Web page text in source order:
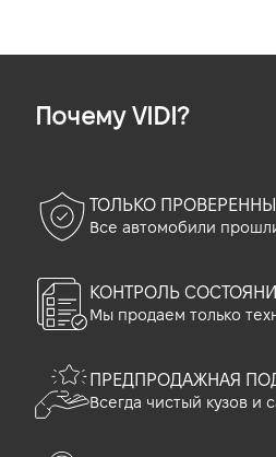
Почему VIDI?
ТОЛЬКО
Все автомобили
КОНТРОЛЬ
Мы продаем только
ПРЕДПРОДАЖНАЯ
Всегда чистый кузов и